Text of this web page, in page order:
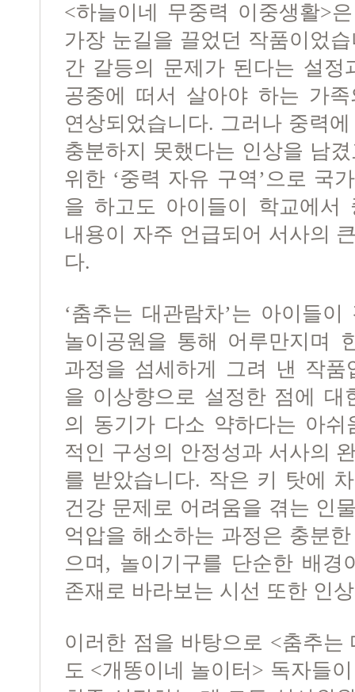
<하늘이네 무중력 이중생활>
가장 눈길을 끌었던 작품이었
간 갈등의 문제가 된다는 설정
공중에 떠서 살아야 하는 가
연상되었습니다. 그러나 중력
충분하지 못했다는 인상을 남
위한 ‘중력 자유 구역’으로 국
을 하고도 아이들이 학교에서
내용이 자주 언급되어 서사의
다.
‘춤추는 대관람차’는 아이들
놀이공원을 통해 어루만지며
과정을 섬세하게 그려 낸 작품
을 이상향으로 설정한 점에 대
의 동기가 다소 약하다는 아쉬
적인 구성의 안정성과 서사의
를 받았습니다. 작은 키 탓에
건강 문제로 어려움을 겪는 인
억압을 해소하는 과정은 충분
으며, 놀이기구를 단순한 배경
존재로 바라보는 시선 또한 인
이러한 점을 바탕으로 <춤추는
도 <개똥이네 놀이터> 독자들